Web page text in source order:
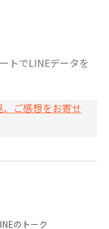
トでLINEデータを
ご感想をお寄せ
のトーク